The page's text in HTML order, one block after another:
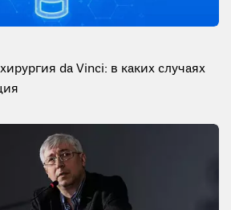
da Vinci: в каких случаях